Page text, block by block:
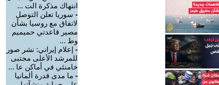
انتهاك مذكرة الت ...
- سوريا تعلن التوصل
لاتفاق مع روسيا بشأن
مصير قاعدتي حميميم
وط ...
- إعلام إيراني: نشر صور
للمرشد الأعلى مجتبى
خامنئي في أماكن عا ...
- ما مدى قدرة ألمانيا